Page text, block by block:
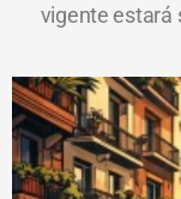
vigente estará